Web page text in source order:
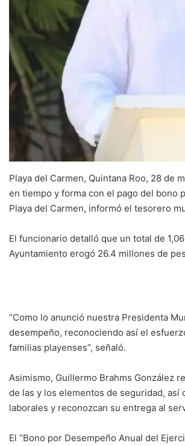
Playa del Carmen, Quintana Roo, 28 de
en tiempo y forma con el pago del bono
Playa del Carmen, informó el tesorero
El funcionario detalló que un total de
Ayuntamiento erogó 26.4 millones de
“Como lo anunció nuestra Presidenta
desempeño, reconociendo así el
familias playenses”, señaló.
Asimismo, Guillermo Brahms González
de las y los elementos de seguridad,
laborales y reconozcan su entrega al
El “Bono por Desempeño Anual del